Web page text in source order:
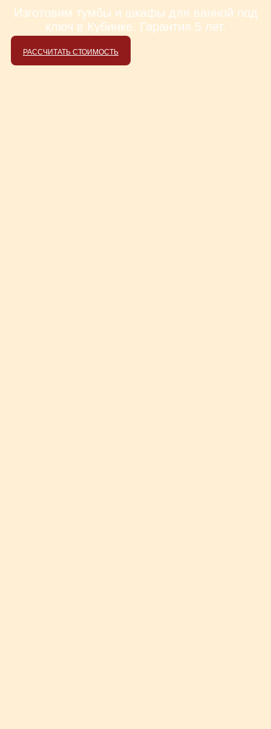
Изготовим тумбы и шкафы для ванной под
ключ в Кубинке. Гарантия 5 лет.
РАССЧИТАТЬ СТОИМОСТЬ